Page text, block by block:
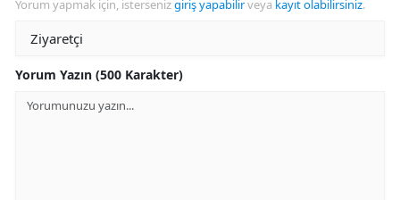
Yorum yapmak için, istersenizgiriş yapabilirveya kayıt olabilirsiniz.
Yorum Yazın (500 Karakter)